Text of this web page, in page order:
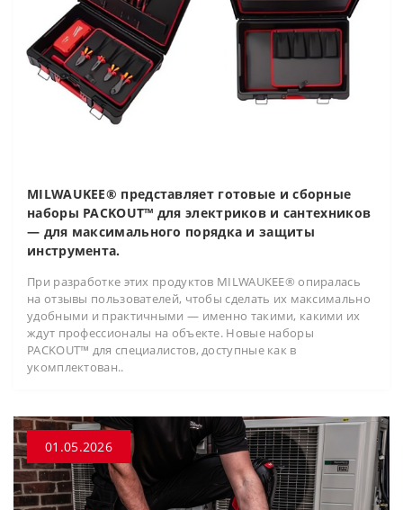
MILWAUKEE® представляет готовые и сборные
наборы PACKOUT™ для электриков и сантехников
— для максимального порядка и защиты
инструмента.
При разработке этих продуктов MILWAUKEE® опиралась
на отзывы пользователей, чтобы сделать их максимально
удобными и практичными — именно такими, какими их
ждут профессионалы на объекте. Новые наборы
PACKOUT™ для специалистов, доступные как в
укомплектован..
01.05.2026